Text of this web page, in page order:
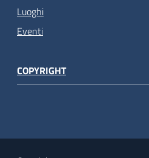
Luoghi
Eventi
COPYRIGHT